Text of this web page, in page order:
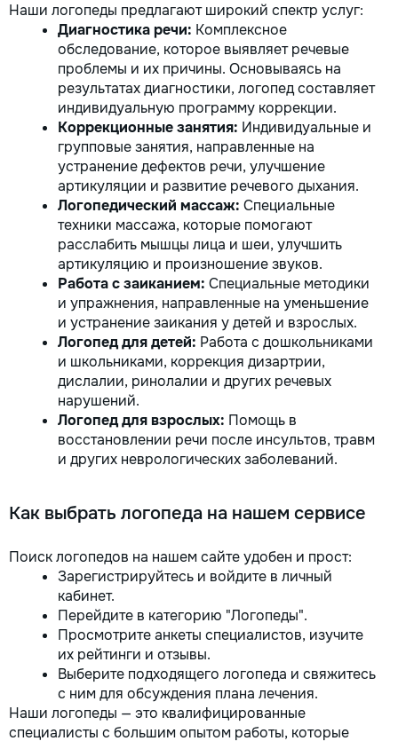
Наши логопеды предлагают широкий спектр услуг:
Диагностика речи: Комплексное
обследование, которое выявляет речевые
проблемы и их причины. Основываясь на
результатах диагностики, логопед составляет
индивидуальную программу коррекции.
Коррекционные занятия: Индивидуальные и
групповые занятия, направленные на
устранение дефектов речи, улучшение
артикуляции и развитие речевого дыхания.
Логопедический массаж: Специальные
техники массажа, которые помогают
расслабить мышцы лица и шеи, улучшить
артикуляцию и произношение звуков.
Работа с заиканием: Специальные методики
и упражнения, направленные на уменьшение
и устранение заикания у детей и взрослых.
Логопед для детей: Работа с дошкольниками
и школьниками, коррекция дизартрии,
дислалии, ринолалии и других речевых
нарушений.
Логопед для взрослых: Помощь в
восстановлении речи после инсультов, травм
и других неврологических заболеваний.
Как выбрать логопеда на нашем сервисе
Поиск логопедов на нашем сайте удобен и прост:
Зарегистрируйтесь и войдите в личный
кабинет.
Перейдите в категорию "Логопеды".
Просмотрите анкеты специалистов, изучите
их рейтинги и отзывы.
Выберите подходящего логопеда и свяжитесь
с ним для обсуждения плана лечения.
Наши логопеды — это квалифицированные
специалисты с большим опытом работы, которые